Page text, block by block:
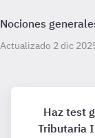
Nociones
Actualizado 2 dic
Haz test
Tributaria